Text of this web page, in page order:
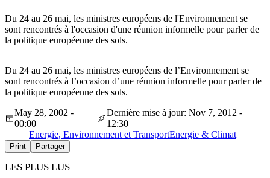
Du 24 au 26 mai, les ministres européens de l'Environnement se
sont rencontrés à l'occasion d'une réunion informelle pour parler de
la politique européenne des sols.
Du 24 au 26 mai, les ministres européens de l’Environnement se
sont rencontrés à l’occasion d’une réunion informelle pour parler de
la politique européenne des sols.
May 28, 2002 -
00:00
Dernière mise à jour: Nov 7, 2012 -
12:30
Energie, Environnement et TransportEnergie & Climat
Print Partager
LES PLUS LUS